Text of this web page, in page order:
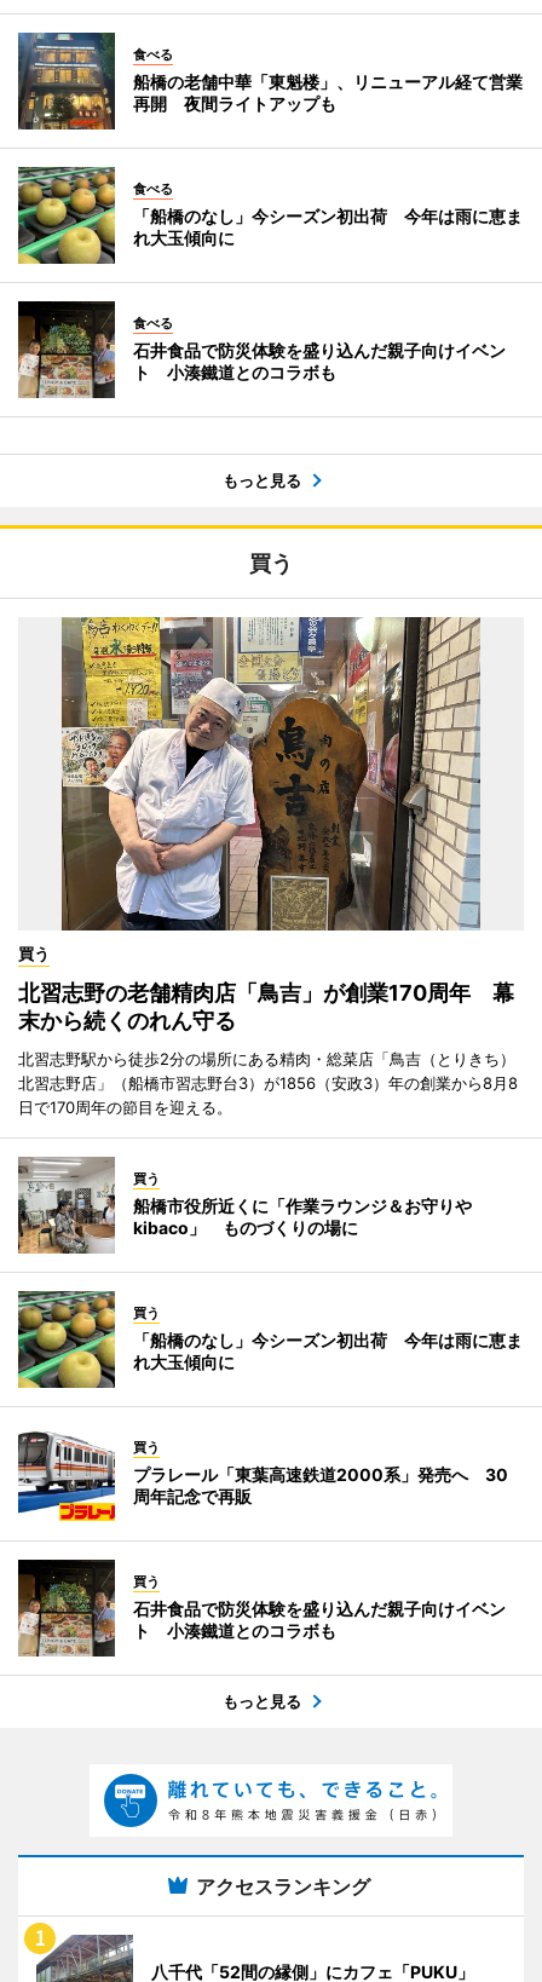
食べる
船橋の老舗中華「東魁楼」、リニューアル経て営業
再開 夜間ライトアップも
食べる
「船橋のなし」今シーズン初出荷 今年は雨に恵ま
れ大玉傾向に
食べる
石井食品で防災体験を盛り込んだ親子向けイベン
ト 小湊鐵道とのコラボも
もっと見る
買う
買う
北習志野の老舗精肉店「鳥吉」が創業170周年 幕
末から続くのれん守る
北習志野駅から徒歩2分の場所にある精肉・総菜店「鳥吉（とりきち）
北習志野店」（船橋市習志野台3）が1856（安政3）年の創業から8月8
日で170周年の節目を迎える。
買う
船橋市役所近くに「作業ラウンジ＆お守りや
kibaco」 ものづくりの場に
買う
「船橋のなし」今シーズン初出荷 今年は雨に恵ま
れ大玉傾向に
買う
プラレール「東葉高速鉄道2000系」発売へ 30
周年記念で再販
買う
石井食品で防災体験を盛り込んだ親子向けイベン
ト 小湊鐵道とのコラボも
もっと見る
アクセスランキング
八千代「52間の縁側」にカフェ「PUKU」